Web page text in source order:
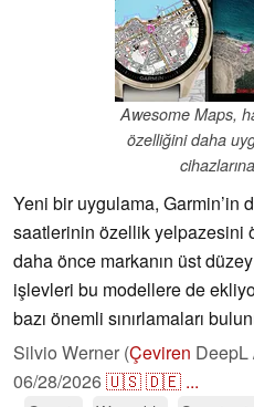
Awesome Maps,
özelliğini daha
Yeni bir uygulama, Garmin’in
saatlerinin özellik yelpazesini
daha önce markanın üst
işlevleri bu modellere de
bazı önemli sınırlamaları
Silvio Werner (Çeviren DeepL
06/28/2026🇺🇸🇩🇪 ...